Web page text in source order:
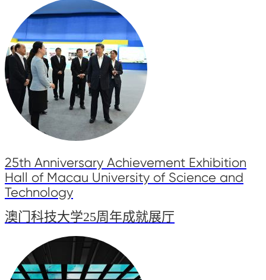
25th Anniversary Achievement Exhibition
Hall of Macau University of Science and
Technology
澳门科技大学25周年成就展厅